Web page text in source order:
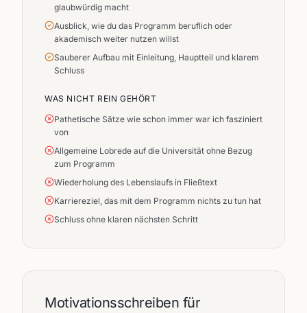
glaubwürdig macht
Ausblick, wie du das Programm beruflich oder
akademisch weiter nutzen willst
Sauberer Aufbau mit Einleitung, Hauptteil und klarem
Schluss
WAS NICHT REIN GEHÖRT
Pathetische Sätze wie schon immer war ich fasziniert
von
Allgemeine Lobrede auf die Universität ohne Bezug
zum Programm
Wiederholung des Lebenslaufs in Fließtext
Karriereziel, das mit dem Programm nichts zu tun hat
Schluss ohne klaren nächsten Schritt
Motivationsschreiben für